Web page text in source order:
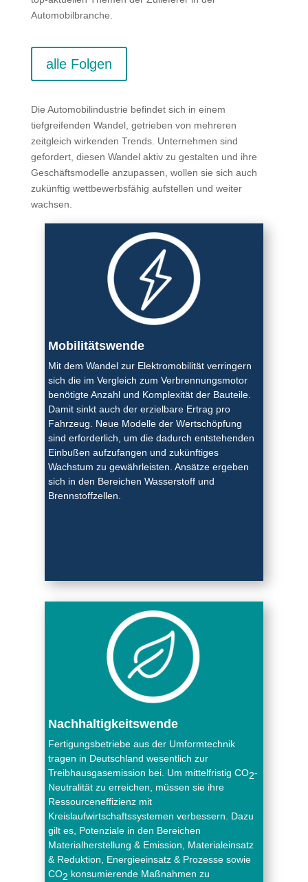
Automobilbranche.
alle Folgen
Die Automobilindustrie befindet sich in einem
tiefgreifenden Wandel, getrieben von mehreren
zeitgleich wirkenden Trends. Unternehmen sind
gefordert, diesen Wandel aktiv zu gestalten und ihre
Geschäftsmodelle anzupassen, wollen sie sich auch
zukünftig wettbewerbsfähig aufstellen und weiter
wachsen.
Mobilitätswende
Mit dem Wandel zur Elektromobilität verringern
sich die im Vergleich zum Verbrennungsmotor
benötigte Anzahl und Komplexität der Bauteile.
Damit sinkt auch der erzielbare Ertrag pro
Fahrzeug. Neue Modelle der Wertschöpfung
sind erforderlich, um die dadurch entstehenden
Einbußen aufzufangen und zukünftiges
Wachstum zu gewährleisten. Ansätze ergeben
sich in den Bereichen Wasserstoff und
Brennstoffzellen.
Nachhaltigkeitswende
Fertigungsbetriebe aus der Umformtechnik
tragen in Deutschland wesentlich zur
Treibhausgasemission bei. Um mittelfristig CO2-
Neutralität zu erreichen, müssen sie ihre
Ressourceneffizienz mit
Kreislaufwirtschaftssystemen verbessern. Dazu
gilt es, Potenziale in den Bereichen
Materialherstellung & Emission, Materialeinsatz
& Reduktion, Energieeinsatz & Prozesse sowie
CO2 konsumierende Maßnahmen zu